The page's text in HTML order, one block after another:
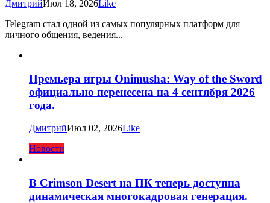
ДмитрийИюл 18, 2026Like
Telegram стал одной из самых популярных платформ для
личного общения, ведения...
Премьера игры Onimusha: Way of the Sword
официально перенесена на 4 сентября 2026
года.
ДмитрийИюл 02, 2026Like
Новости
В Crimson Desert на ПК теперь доступна
динамическая многокадровая генерация.